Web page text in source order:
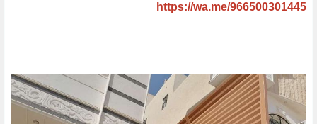
https://wa.me/966500301445